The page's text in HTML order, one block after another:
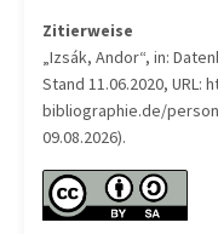
Zitierweise
„Izsák, Andor“, in:
Stand 11.06.2020,
bibliographie.de/
09.08.2026).